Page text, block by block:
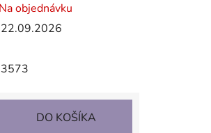
Na objednávku
22.09.2026
3573
DO KOŠÍKA